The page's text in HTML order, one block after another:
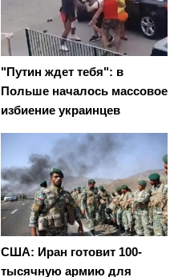
"Путин ждет тебя": в
Польше началось массовое
избиение украинцев
США: Иран готовит 100-
тысячную армию для